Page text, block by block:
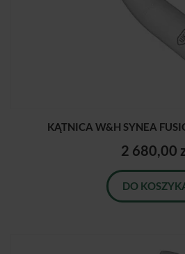
KĄTNICA W&H SYNEA
2 680,00
DO